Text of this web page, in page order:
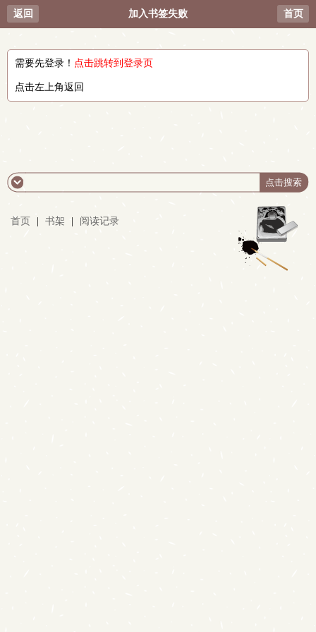
返回 加入书签失败 首页
需要先登录！ 点击跳转到登录页
点击左上角返回
首页 书架 阅读记录